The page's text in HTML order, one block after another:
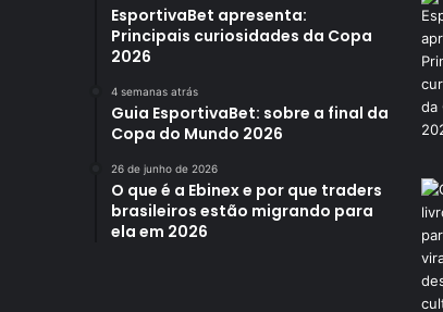
s
o
a
e
r
d
a
n
EsportivaBet apresenta:
Principais curiosidades da Copa
2026
4 semanas atrás
Guia EsportivaBet: sobre a final da
Copa do Mundo 2026
26 de junho de 2026
O que é a Ebinex e por que traders
brasileiros estão migrando para
ela em 2026